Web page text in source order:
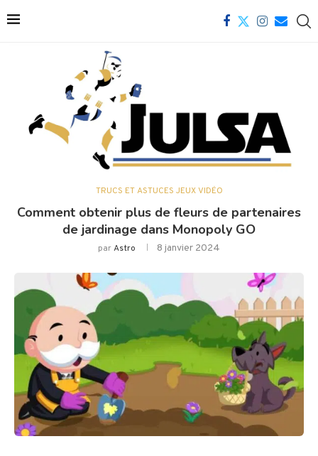
TRUCS ET ASTUCES JEUX VIDÉO
Comment obtenir plus de fleurs de partenaires
de jardinage dans Monopoly GO
parAstro 8 janvier 2024